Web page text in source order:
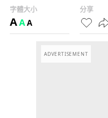
字體大小
AAA
分享
ADVERTISEMENT